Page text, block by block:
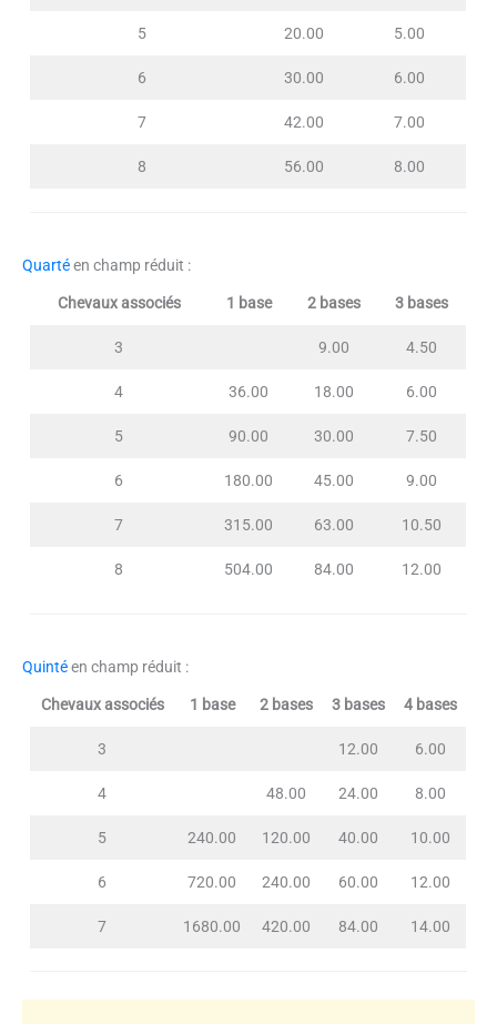
5 20.00 5.00
6 30.00 6.00
7 42.00 7.00
8 56.00 8.00
Quartéen champ réduit :
Chevaux associés 1 base 2 bases 3 bases
3 9.00 4.50
4 36.00 18.00 6.00
5 90.00 30.00 7.50
6 180.00 45.00 9.00
7 315.00 63.00 10.50
8 504.00 84.00 12.00
Quintéen champ réduit :
Chevaux associés 1 base 2 bases 3 bases 4 bases
3 12.00 6.00
4 48.00 24.00 8.00
5 240.00 120.00 40.00 10.00
6 720.00 240.00 60.00 12.00
7 1680.00 420.00 84.00 14.00